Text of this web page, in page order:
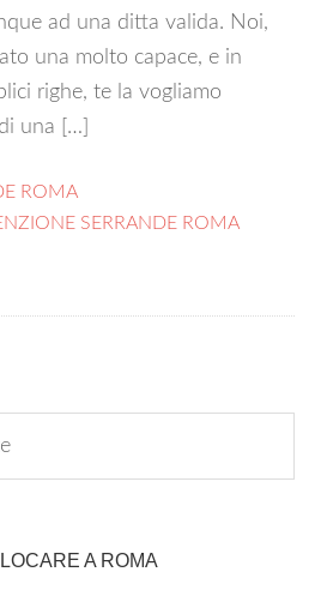
ad una ditta valida. Noi,
una molto capace, e in
righe, te la vogliamo
una […]
ROMA
SERRANDE ROMA
A ROMA